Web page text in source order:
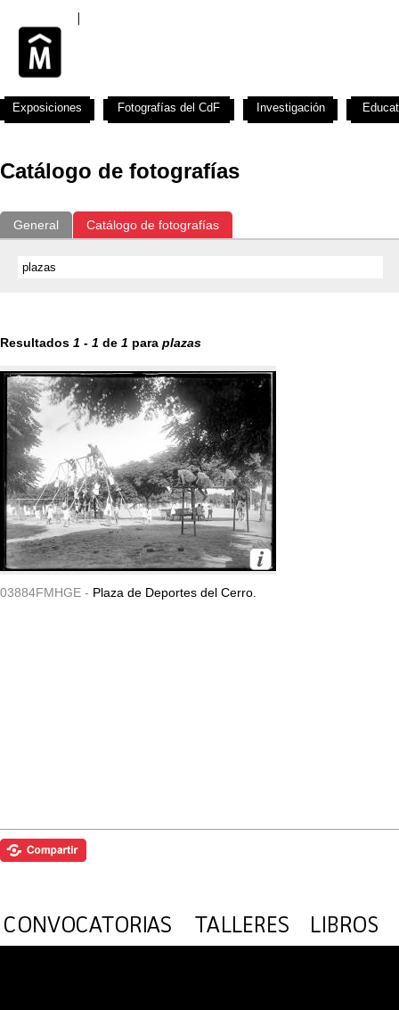
Catálogo de fotografías
General Catálogo de fotografías
Resultados 1 - 1 de 1 para plazas
03884FMHGE - Plaza de Deportes del Cerro.
Exposiciones Fotografías del CdF Investigación